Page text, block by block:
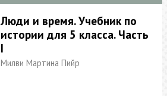
Люди и время. Учебник по
истории для 5 класса. Часть
I
Милви Мартина Пийр